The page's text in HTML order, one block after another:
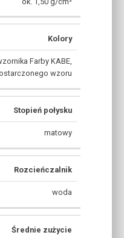
Kolory
Farby KABE,
wzoru
Stopień połysku
matowy
Rozcieńczalnik
woda
Średnie zużycie